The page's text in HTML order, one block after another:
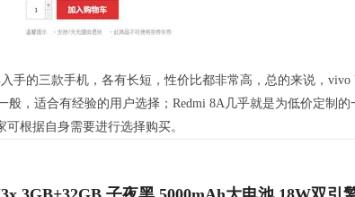
手的三款手机，各有长短，性价比都非常高，总的来说，
，适合有经验的用户选择；Redmi 8A几乎就是为低价定制的
根据自身需要进行选择购买。